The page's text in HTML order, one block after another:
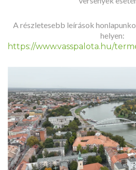
A részletesebb leírások
helyen:
https://www.vasspalota.hu/